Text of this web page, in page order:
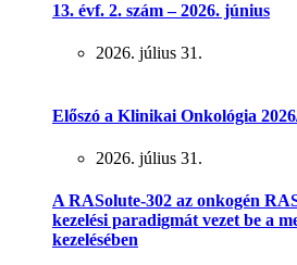
13. évf. 2. szám – 2026. június
2026. július 31.
Előszó a Klinikai Onkológia
2026. július 31.
A RASolute-302 az onkogén
kezelési paradigmát vezet be a
kezelésében